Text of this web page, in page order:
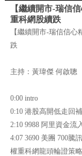
【繼續開市-瑞信
重科網股續跌
【繼續開市-瑞信信
跌
主持：黃瑋傑 何啟聰
0:00 intro
0:10 港股高開低走回
2:10 9988 阿里資金流
4:07 3690 美團 700騰
權重科網龍頭輪證策略